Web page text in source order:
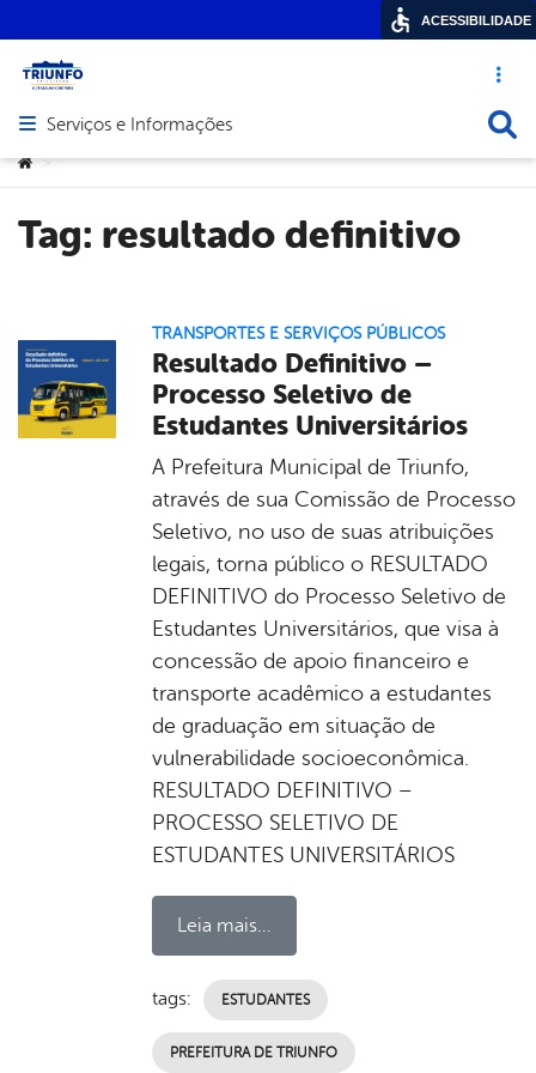
Acesso
Abrir menu principal de navegação
Serviços e Informações
Você está aqui:
>
Tag: resultado definitivo
TRANSPORTES E SERVIÇOS PÚBLICOS
Resultado Definitivo –
Processo Seletivo de
Estudantes Universitários
A Prefeitura Municipal de Triunfo,
através de sua Comissão de Processo
Seletivo, no uso de suas atribuições
legais, torna público o RESULTADO
DEFINITIVO do Processo Seletivo de
Estudantes Universitários, que visa à
concessão de apoio financeiro e
transporte acadêmico a estudantes
de graduação em situação de
vulnerabilidade socioeconômica.
RESULTADO DEFINITIVO –
PROCESSO SELETIVO DE
ESTUDANTES UNIVERSITÁRIOS
Leia mais...
tags: ESTUDANTES
PREFEITURA DE TRIUNFO
ACESSIBILIDADE